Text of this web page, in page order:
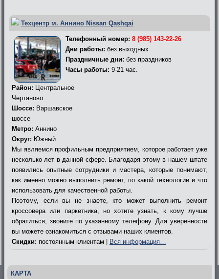
Техцентр м. Аннино Nissan Qashqai
Телефонный номер: 8 (985) 143-22-26
Дни работы: без выходных
Праздничные дни: без праздников
Часы работы: 9-21 час.
Район: Центральное
Чертаново
Шоссе: Варшавское
шоссе
Метро: Аннино
Округ: Южный
Мы являемся профильным предприятием, которое работает уже
несколько лет в данной сфере. Благодаря этому в нашем штате
появились опытные сотрудники и мастера, которые понимают,
как именно можно выполнить ремонт, по какой технологии и что
использовать для качественной работы.
Поэтому, если вы не знаете, кто может выполнить ремонт
кроссовера или паркетника, но хотите узнать, к кому лучше
обратиться, звоните по указанному телефону. Для уверенности
вы можете ознакомиться с отзывами наших клиентов.
Скидки: постоянным клиентам | Вся информация…
КАРТА